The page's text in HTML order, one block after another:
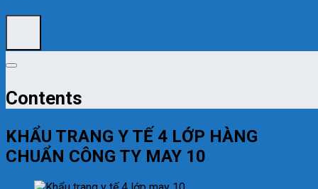
Contents
KHẨU TRANG Y TẾ 4 LỚP HÀNG
CHUẨN CÔNG TY MAY 10